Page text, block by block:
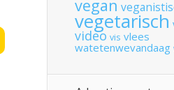
vegan
vegetarisch
video vis vlees
watetenwevandaag